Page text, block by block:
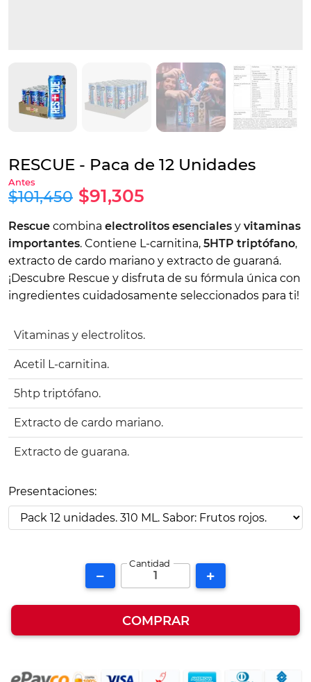
RESCUE - Paca de 12 Unidades
$101,450 $91,305
Rescue combina electrolitos esenciales y vitaminas
importantes. Contiene L-carnitina, 5HTP triptófano,
extracto de cardo mariano y extracto de guaraná.
¡Descubre Rescue y disfruta de su fórmula única con
ingredientes cuidadosamente seleccionados para ti!
Vitaminas y electrolitos.
Acetil L-carnitina.
5htp triptófano.
Extracto de cardo mariano.
Extracto de guarana.
Presentaciones:
Cantidad
COMPRAR